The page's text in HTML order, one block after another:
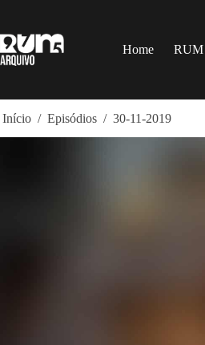
o
conteúdo
Home RUM
Início / Episódios / 30-11-2019